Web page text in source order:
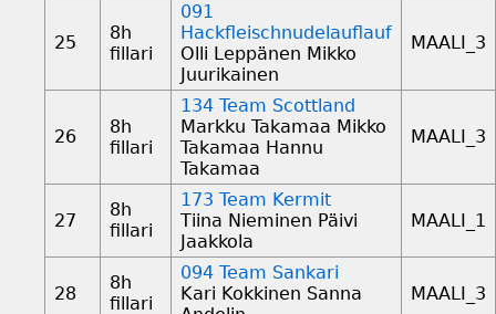
25
8h
fillari
091
Hackfleischnudelauflauf
Olli Leppänen Mikko
Juurikainen
MAALI_3
26
8h
fillari
134 Team Scottland
Markku Takamaa Mikko
Takamaa Hannu
Takamaa
MAALI_3
27
8h
fillari
173 Team Kermit
Tiina Nieminen Päivi
Jaakkola
MAALI_1
28
8h
fillari
094 Team Sankari
Kari Kokkinen Sanna
MAALI_3